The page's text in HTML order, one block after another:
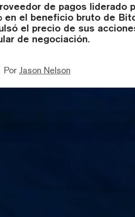
de pagos liderado
en el beneficio bruto de
el precio de sus
de negociación.
Por Jason Nelson